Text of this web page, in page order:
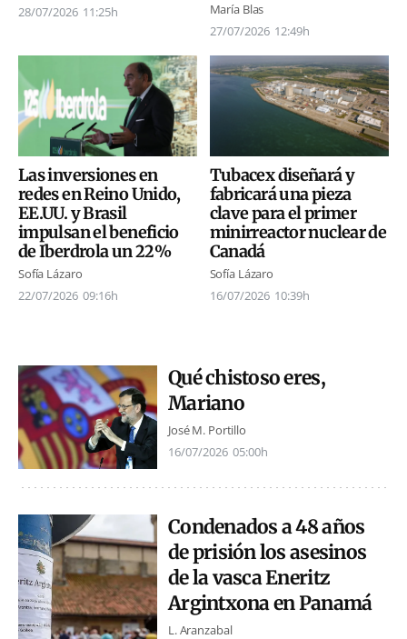
28/07/2026 11:25h
María Blas
27/07/2026 12:49h
Las inversiones en
redes en Reino Unido,
EE.UU. y Brasil
impulsan el beneficio
de Iberdrola un 22%
Sofía Lázaro
22/07/2026 09:16h
Tubacex diseñará y
fabricará una pieza
clave para el primer
minirreactor nuclear de
Canadá
Sofía Lázaro
16/07/2026 10:39h
Qué chistoso eres,
Mariano
José M. Portillo
16/07/2026 05:00h
Condenados a 48 años
de prisión los asesinos
de la vasca Eneritz
Argintxona en Panamá
L. Aranzabal